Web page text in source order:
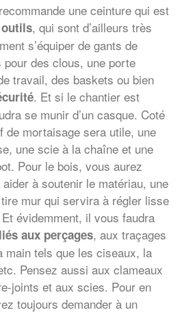
une ceinture qui est
, qui sont d’ailleurs très
s’équiper de gants de
des clous, une porte
travail, des baskets ou bien
. Et si le chantier est
se munir d’un casque. Coté
de mortaisage sera utile, une
une scie à la chaîne et une
Pour le bois, vous aurez
aider à soutenir le matériau, une
mur qui servira à régler lisse
évidemment, il vous faudra
aux perçages, aux traçages
main tels que les ciseaux, la
Pensez aussi aux clameaux
joints et aux scies. Pour en
toujours demander à un